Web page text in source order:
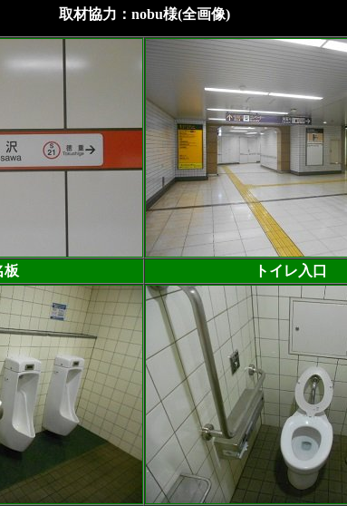
取材協力：nobu様(全画像)
板 トイレ入口